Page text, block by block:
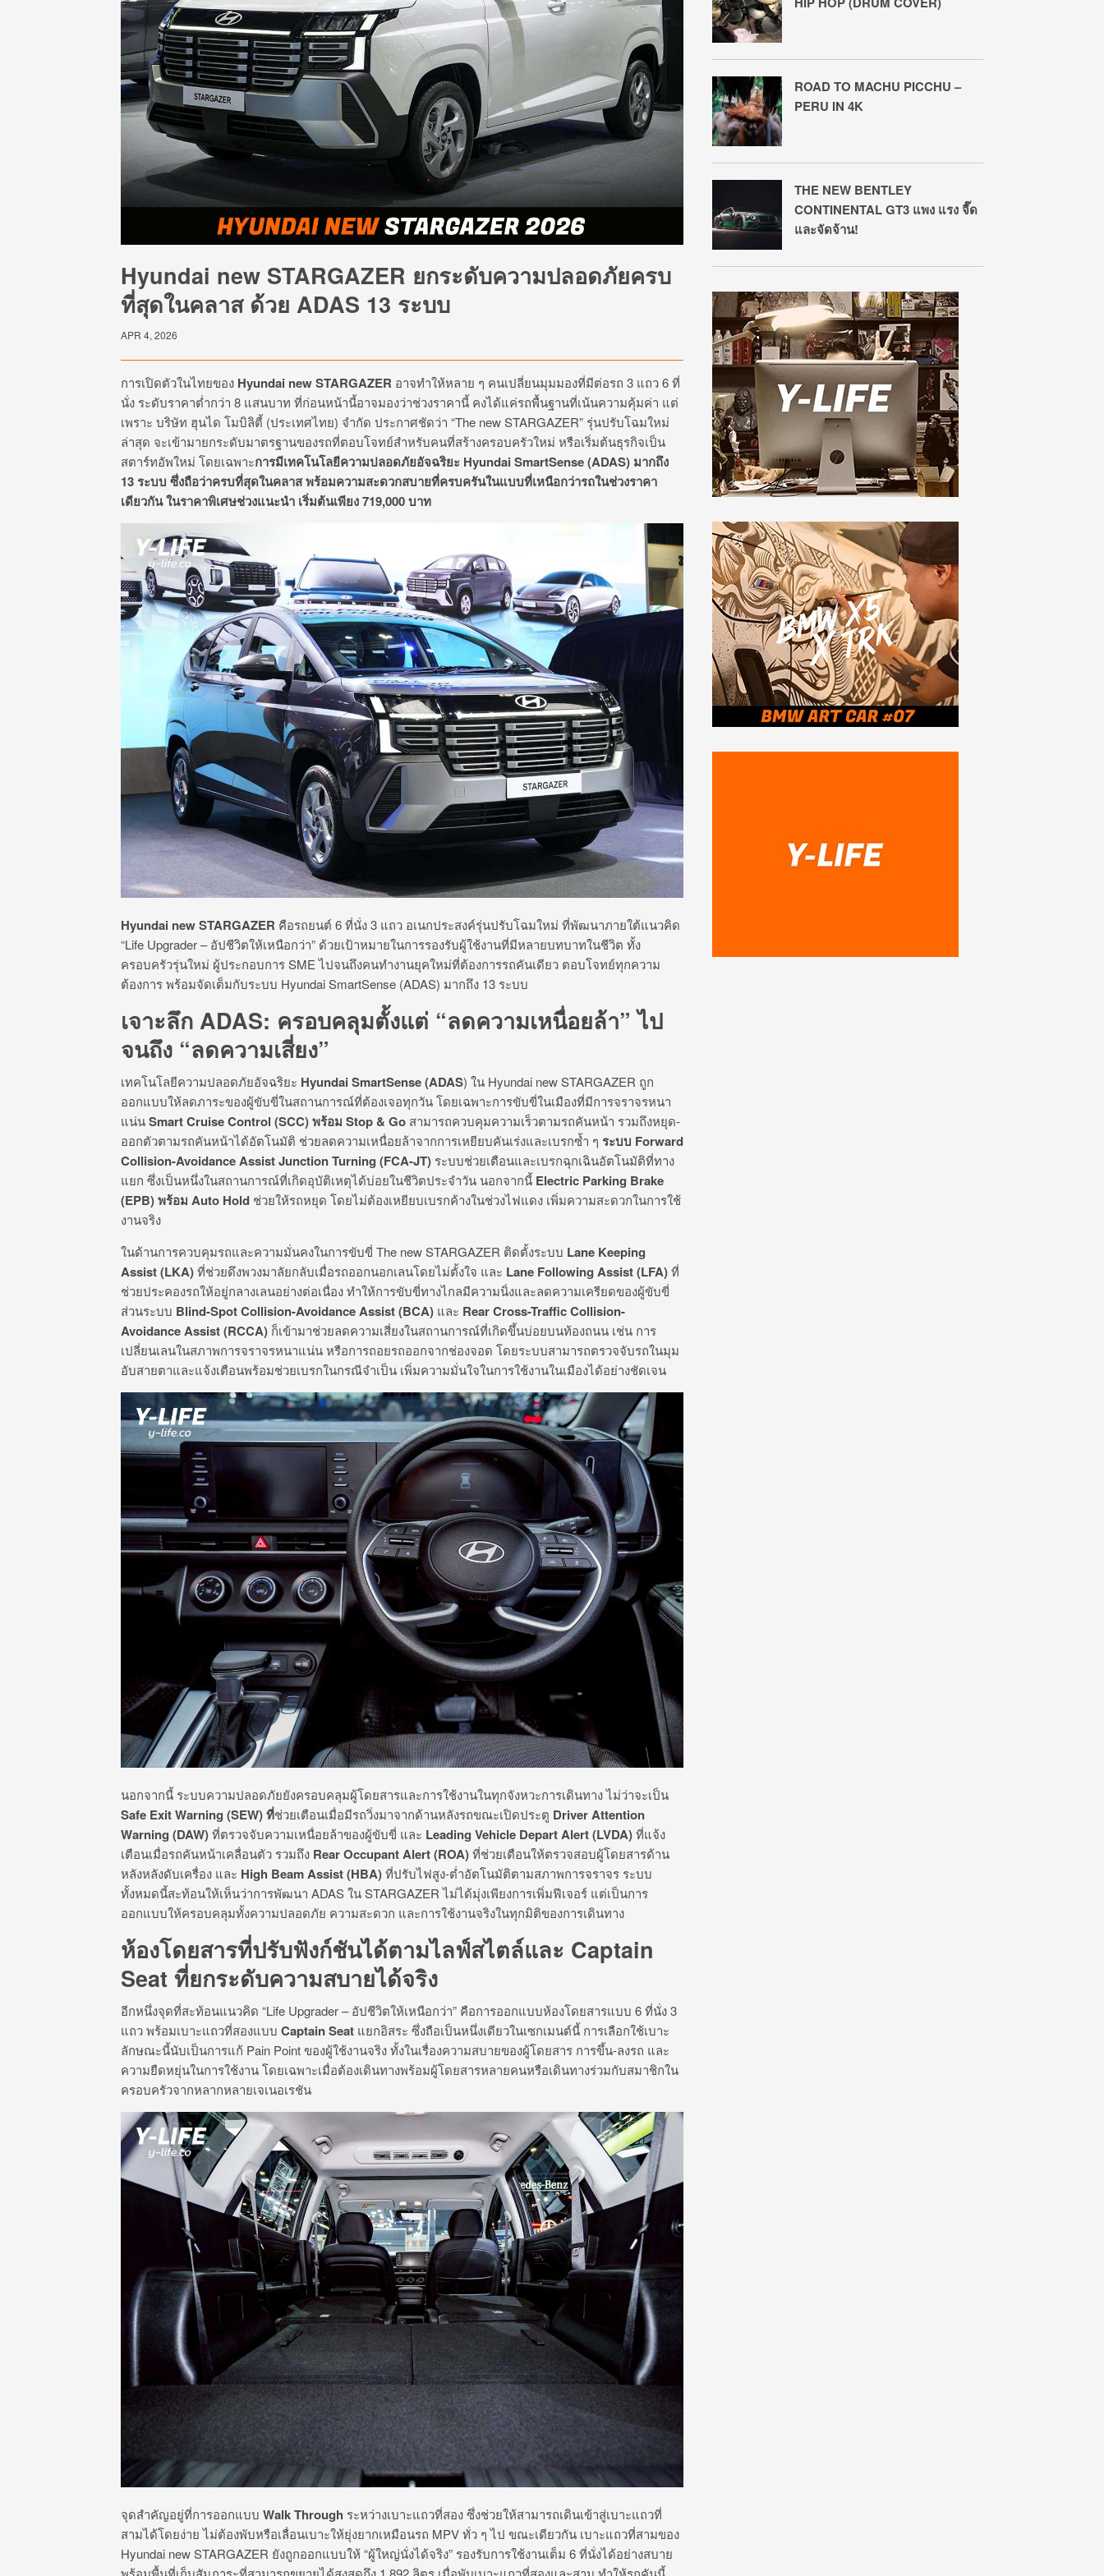
Hyundai new STARGAZER ยกระดับความปลอดภัยครบ
ที่สุดในคลาส ด้วย ADAS 13 ระบบ
APR 4, 2026
การเปิดตัวในไทยของ Hyundai new STARGAZER อาจทำให้หลาย ๆ คนเปลี่ยนมุมมองที่มีต่อรถ 3 แถว 6 ที่
นั่ง ระดับราคาต่ำกว่า 8 แสนบาท ที่ก่อนหน้านี้อาจมองว่าช่วงราคานี้ คงได้แค่รถพื้นฐานที่เน้นความคุ้มค่า แต่
เพราะ บริษัท ฮุนได โมบิลิตี้ (ประเทศไทย) จำกัด ประกาศชัดว่า “The new STARGAZER” รุ่นปรับโฉมใหม่
ล่าสุด จะเข้ามายกระดับมาตรฐานของรถที่ตอบโจทย์สำหรับคนที่สร้างครอบครัวใหม่ หรือเริ่มต้นธุรกิจเป็น
สตาร์ทอัพใหม่ โดยเฉพาะการมีเทคโนโลยีความปลอดภัยอัจฉริยะ Hyundai SmartSense (ADAS) มากถึง
13ระบบ ซึ่งถือว่าครบที่สุดในคลาส พร้อมความสะดวกสบายที่ครบครันในแบบที่เหนือกว่ารถในช่วงราคา
เดียวกัน ในราคาพิเศษช่วงแนะนำ เริ่มต้นเพียง 719,000บาท
Hyundai new STARGAZER คือรถยนต์ 6 ที่นั่ง 3 แถว อเนกประสงค์รุ่นปรับโฉมใหม่ ที่พัฒนาภายใต้แนวคิด
“Life Upgrader – อัปชีวิตให้เหนือกว่า” ด้วยเป้าหมายในการรองรับผู้ใช้งานที่มีหลายบทบาทในชีวิต ทั้ง
ครอบครัวรุ่นใหม่ ผู้ประกอบการ SME ไปจนถึงคนทำงานยุคใหม่ที่ต้องการรถคันเดียว ตอบโจทย์ทุกความ
ต้องการ พร้อมจัดเต็มกับระบบ Hyundai SmartSense (ADAS) มากถึง 13 ระบบ
เจาะลึก ADAS: ครอบคลุมตั้งแต่ “ลดความเหนื่อยล้า” ไป
จนถึง “ลดความเสี่ยง”
เทคโนโลยีความปลอดภัยอัจฉริยะ Hyundai SmartSense (ADAS) ใน Hyundai new STARGAZER ถูก
ออกแบบให้ลดภาระของผู้ขับขี่ในสถานการณ์ที่ต้องเจอทุกวัน โดยเฉพาะการขับขี่ในเมืองที่มีการจราจรหนา
แน่นSmart Cruise Control (SCC)พร้อม Stop & Go สามารถควบคุมความเร็วตามรถคันหน้า รวมถึงหยุด-
ออกตัวตามรถคันหน้าได้อัตโนมัติ ช่วยลดความเหนื่อยล้าจากการเหยียบคันเร่งและเบรกซ้ำ ๆ ระบบ Forward
Collision-Avoidance Assist Junction Turning (FCA-JT) ระบบช่วยเตือนและเบรกฉุกเฉินอัตโนมัติที่ทาง
แยก ซึ่งเป็นหนึ่งในสถานการณ์ที่เกิดอุบัติเหตุได้บ่อยในชีวิตประจำวัน นอกจากนี้ Electric Parking Brake
(EPB)พร้อม Auto Hold ช่วยให้รถหยุด โดยไม่ต้องเหยียบเบรกค้างในช่วงไฟแดง เพิ่มความสะดวกในการใช้
งานจริง
ในด้านการควบคุมรถและความมั่นคงในการขับขี่ The new STARGAZER ติดตั้งระบบ Lane Keeping
Assist (LKA)ที่ช่วยดึงพวงมาลัยกลับเมื่อรถออกนอกเลนโดยไม่ตั้งใจ และ Lane Following Assist (LFA)ที่
ช่วยประคองรถให้อยู่กลางเลนอย่างต่อเนื่อง ทำให้การขับขี่ทางไกลมีความนิ่งและลดความเครียดของผู้ขับขี่
ส่วนระบบ Blind-Spot Collision-Avoidance Assist (BCA) และ Rear Cross-Traffic Collision-
Avoidance Assist (RCCA) ก็เข้ามาช่วยลดความเสี่ยงในสถานการณ์ที่เกิดขึ้นบ่อยบนท้องถนน เช่น การ
เปลี่ยนเลนในสภาพการจราจรหนาแน่น หรือการถอยรถออกจากช่องจอด โดยระบบสามารถตรวจจับรถในมุม
อับสายตาและแจ้งเตือนพร้อมช่วยเบรกในกรณีจำเป็น เพิ่มความมั่นใจในการใช้งานในเมืองได้อย่างชัดเจน
นอกจากนี้ ระบบความปลอดภัยยังครอบคลุมผู้โดยสารและการใช้งานในทุกจังหวะการเดินทาง ไม่ว่าจะเป็น
Safe Exit Warning (SEW)ที่ช่วยเตือนเมื่อมีรถวิ่งมาจากด้านหลังรถขณะเปิดประตู Driver Attention
Warning (DAW)ที่ตรวจจับความเหนื่อยล้าของผู้ขับขี่ และ Leading Vehicle Depart Alert (LVDA)ที่แจ้ง
เตือนเมื่อรถคันหน้าเคลื่อนตัว รวมถึง Rear Occupant Alert (ROA)ที่ช่วยเตือนให้ตรวจสอบผู้โดยสารด้าน
หลังหลังดับเครื่อง และ High Beam Assist (HBA)ที่ปรับไฟสูง-ต่ำอัตโนมัติตามสภาพการจราจร ระบบ
ทั้งหมดนี้สะท้อนให้เห็นว่าการพัฒนา ADAS ใน STARGAZER ไม่ได้มุ่งเพียงการเพิ่มฟีเจอร์ แต่เป็นการ
ออกแบบให้ครอบคลุมทั้งความปลอดภัย ความสะดวก และการใช้งานจริงในทุกมิติของการเดินทาง
ห้องโดยสารที่ปรับฟังก์ชันได้ตามไลฟ์สไตล์และ Captain
Seat ที่ยกระดับความสบายได้จริง
อีกหนึ่งจุดที่สะท้อนแนวคิด “Life Upgrader – อัปชีวิตให้เหนือกว่า” คือการออกแบบห้องโดยสารแบบ 6 ที่นั่ง 3
แถว พร้อมเบาะแถวที่สองแบบ Captain Seat แยกอิสระ ซึ่งถือเป็นหนึ่งเดียวในเซกเมนต์นี้ การเลือกใช้เบาะ
ลักษณะนี้นับเป็นการแก้ Pain Point ของผู้ใช้งานจริง ทั้งในเรื่องความสบายของผู้โดยสาร การขึ้น-ลงรถ และ
ความยืดหยุ่นในการใช้งาน โดยเฉพาะเมื่อต้องเดินทางพร้อมผู้โดยสารหลายคนหรือเดินทางร่วมกับสมาชิกใน
ครอบครัวจากหลากหลายเจเนอเรชัน
จุดสำคัญอยู่ที่การออกแบบ Walk Through ระหว่างเบาะแถวที่สอง ซึ่งช่วยให้สามารถเดินเข้าสู่เบาะแถวที่
สามได้โดยง่าย ไม่ต้องพับหรือเลื่อนเบาะให้ยุ่งยากเหมือนรถ MPV ทั่ว ๆ ไป ขณะเดียวกัน เบาะแถวที่สามของ
Hyundai new STARGAZER ยังถูกออกแบบให้ “ผู้ใหญ่นั่งได้จริง” รองรับการใช้งานเต็ม 6 ที่นั่งได้อย่างสบาย
ROAD TO MACHU PICCHU –
PERU IN 4K
THE NEW BENTLEY
CONTINENTAL GT3 แพง แรง จี๊ด
และจัดจ้าน!